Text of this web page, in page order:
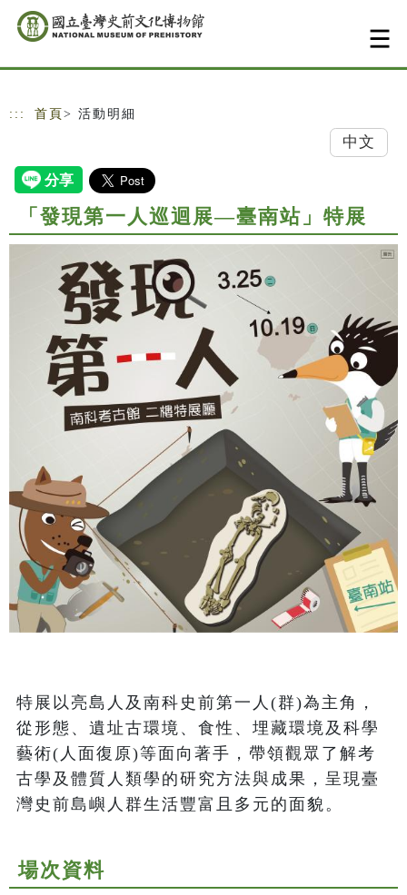
跳到主要內容
網站導覽
::: 首頁 > 活動明細
中文
「發現第一人巡迴展—臺南站」特展
特展以亮島人及南科史前第一人(群)為主角，
從形態、遺址古環境、食性、埋藏環境及科學
藝術(人面復原)等面向著手，帶領觀眾了解考
古學及體質人類學的研究方法與成果，呈現臺
灣史前島嶼人群生活豐富且多元的面貌。
場次資料